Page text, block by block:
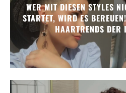
WER MIT DIESEN STYLES
STARTET, WIRD ES
HAARTRENDS DER